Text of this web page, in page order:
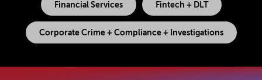
Financial Services Fintech + DLT
Corporate Crime + Compliance + Investigations